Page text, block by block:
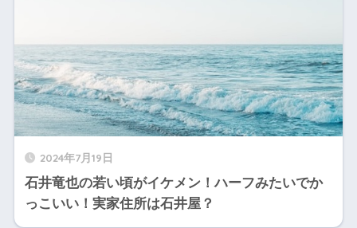
2024年7月19日
石井竜也の若い頃がイケメン！ハーフみたいでか
っこいい！実家住所は石井屋？